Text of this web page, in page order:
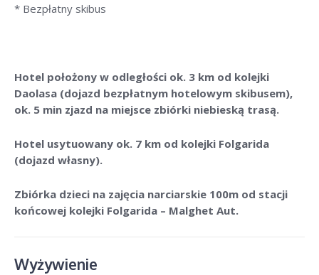
* Bezpłatny skibus
Hotel położony w odległości ok. 3 km od kolejki
Daolasa (dojazd bezpłatnym hotelowym skibusem),
ok. 5 min zjazd na miejsce zbiórki niebieską trasą.
Hotel usytuowany ok. 7 km od kolejki Folgarida
(dojazd własny).
Zbiórka dzieci na zajęcia narciarskie 100m od stacji
końcowej kolejki Folgarida – Malghet Aut.
Wyżywienie